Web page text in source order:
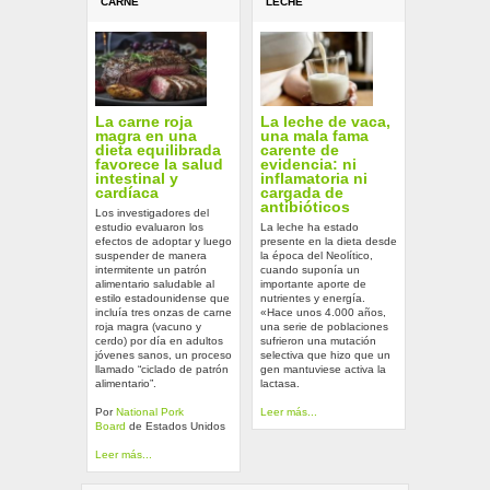
La carne roja
magra en una
dieta equilibrada
favorece la salud
intestinal y
cardíaca
Los investigadores del
estudio evaluaron los
efectos de adoptar y luego
suspender de manera
intermitente un patrón
alimentario saludable al
estilo estadounidense que
incluía tres onzas de carne
roja magra (vacuno y
cerdo) por día en adultos
jóvenes sanos, un proceso
llamado “ciclado de patrón
alimentario”.
PorNational Pork
Board de Estados Unidos
Leer más...
La leche de vaca,
una mala fama
carente de
evidencia: ni
inflamatoria ni
cargada de
antibióticos
La leche ha estado
presente en la dieta desde
la época del Neolítico,
cuando suponía un
importante aporte de
nutrientes y energía.
«Hace unos 4.000 años,
una serie de poblaciones
sufrieron una mutación
selectiva que hizo que un
gen mantuviese activa la
lactasa.
Leer más...